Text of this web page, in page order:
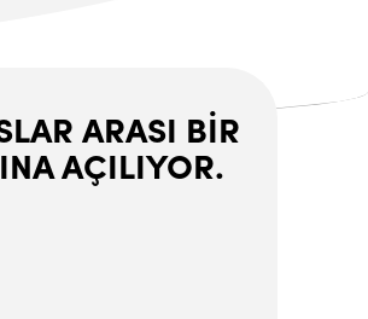
ARASI BİR
AÇILIYOR.